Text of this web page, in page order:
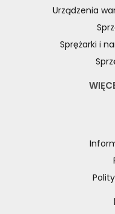
Urządzenia
Sprężarki i